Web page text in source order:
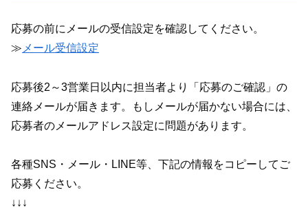
応募の前にメールの受信設定を確認してください。
≫ メール受信設定
応募後2～3営業日以内に担当者より「応募のご確認」の
連絡メールが届きます。もしメールが届かない場合には、
応募者のメールアドレス設定に問題があります。
各種SNS・メール・LINE等、下記の情報をコピーしてご
応募ください。
↓↓↓